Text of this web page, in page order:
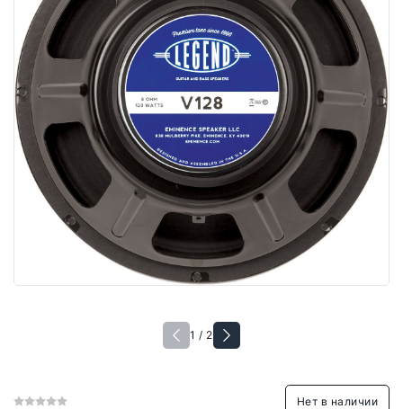
1 / 2
Нет в наличии